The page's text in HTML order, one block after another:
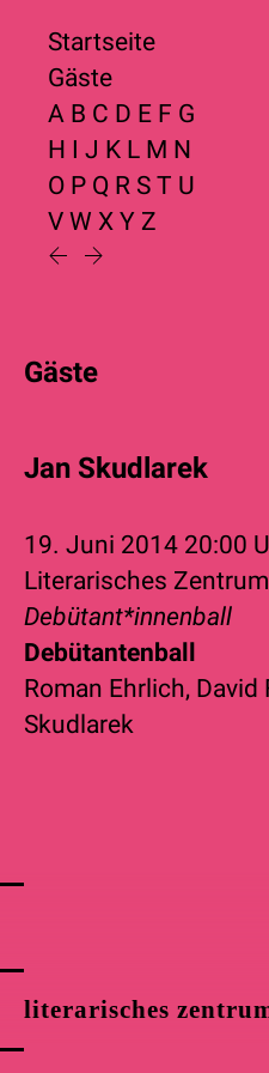
literarisches
Startseite
Gäste
A B C D E F G
H I J K L M N
O P Q R S T U
V W X Y Z
Gäste
Jan Skudlarek
19. Juni 2014 20:00
Literarisches
Debütant*innenball
Debütantenball
Roman Ehrlich, David
Skudlarek